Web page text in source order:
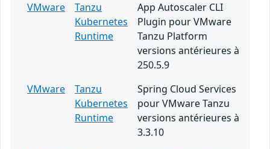
VMware
Tanzu
Kubernetes
Runtime
App Autoscaler CLI
Plugin pour VMware
Tanzu Platform
versions antérieures à
250.5.9
VMware
Tanzu
Kubernetes
Runtime
Spring Cloud Services
pour VMware Tanzu
versions antérieures à
3.3.10